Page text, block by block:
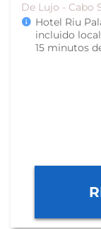
De Lujo - Cabo
Hotel Riu
incluido
15 minutos